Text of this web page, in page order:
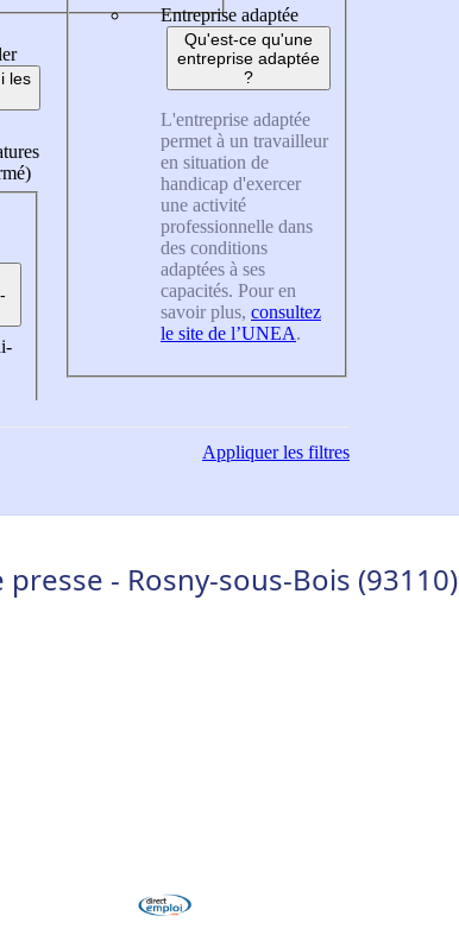
les
Entreprise adaptée
Qu'est-ce qu'une
entreprise adaptée
?
L'entreprise adaptée
permet à un travailleur
en situation de
handicap d'exercer
une activité
professionnelle dans
des conditions
adaptées à ses
capacités. Pour en
savoir plus, consultez
le site de l’UNEA.
Appliquerles filtres
- Rosny-sous-Bois (93110)